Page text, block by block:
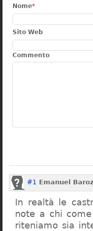
Nome*
Sito Web
Commento
#1 Emanuel Baroz
In realtà le
note a chi
riteniamo sia